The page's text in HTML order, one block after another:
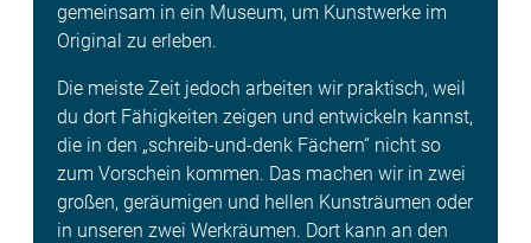
gemeinsam in ein Museum, um Kunstwerke im
Original zu erleben.
Die meiste Zeit jedoch arbeiten wir praktisch, weil
du dort Fähigkeiten zeigen und entwickeln kannst,
die in den „schreib-und-denk Fächern“ nicht so
zum Vorschein kommen. Das machen wir in zwei
großen, geräumigen und hellen Kunsträumen oder
in unseren zwei Werkräumen. Dort kann an den